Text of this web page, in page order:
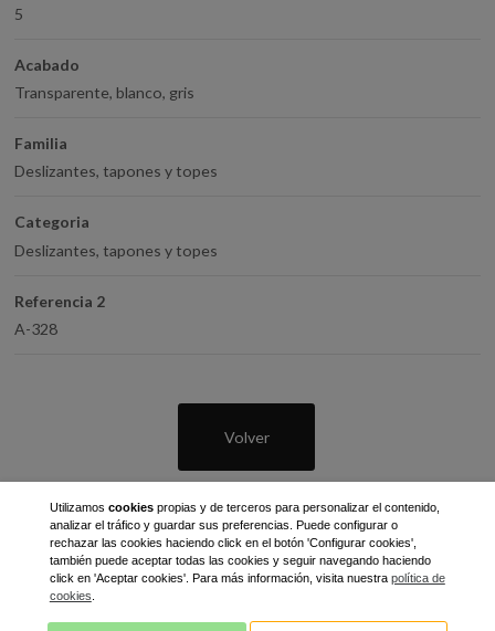
5
Acabado
Transparente, blanco, gris
Familia
Deslizantes, tapones y topes
Categoria
Deslizantes, tapones y topes
Referencia 2
A-328
Volver
Utilizamos cookiespropias y de terceros para personalizar el contenido,
analizar el tráfico y guardar sus preferencias. Puede configurar o
rechazar las cookies haciendo click en el botón 'Configurar cookies',
también puede aceptar todas las cookies y seguir navegando haciendo
click en 'Aceptar cookies'. Para más información, visita nuestra política de
cookies